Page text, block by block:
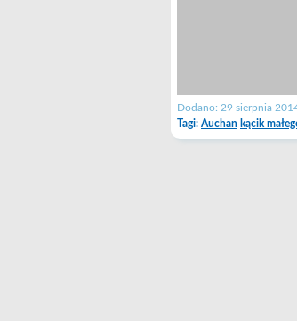
Dodano: 29 sierpnia
Tagi: Auchan kącik